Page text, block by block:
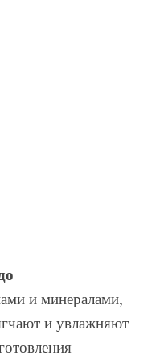
и минералами,
и увлажняют